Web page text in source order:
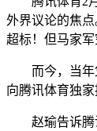
外界议论的焦
超标！但马家军
而今，当年凭
向腾讯体育独
赵瑜告诉腾讯